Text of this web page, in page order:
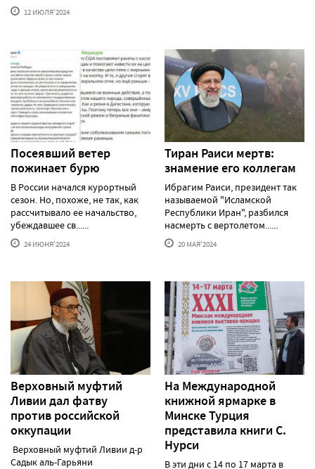
12 ИЮЛЯ'2024
Посеявший ветер
пожинает бурю
В России начался курортный
сезон. Но, похоже, не так, как
рассчитывало ее начальство,
убеждавшее св......
24 ИЮНЯ'2024
Тиран Раиси мертв:
знамение его коллегам
Ибрагим Раиси, президент так
называемой "Исламской
Республики Иран", разбился
насмерть с вертолетом......
20 МАЯ'2024
Верховный муфтий
Ливии дал фатву
против российской
оккупации
Верховный муфтий Ливии д-р
Садык аль-Гарьяни
На Международной
книжной ярмарке в
Минске Турция
представила книги С.
Нурси
В эти дни с 14 по 17 марта в